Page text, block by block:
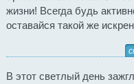
жизни! Всегда будь
оставайся такой же
В этот светлый день